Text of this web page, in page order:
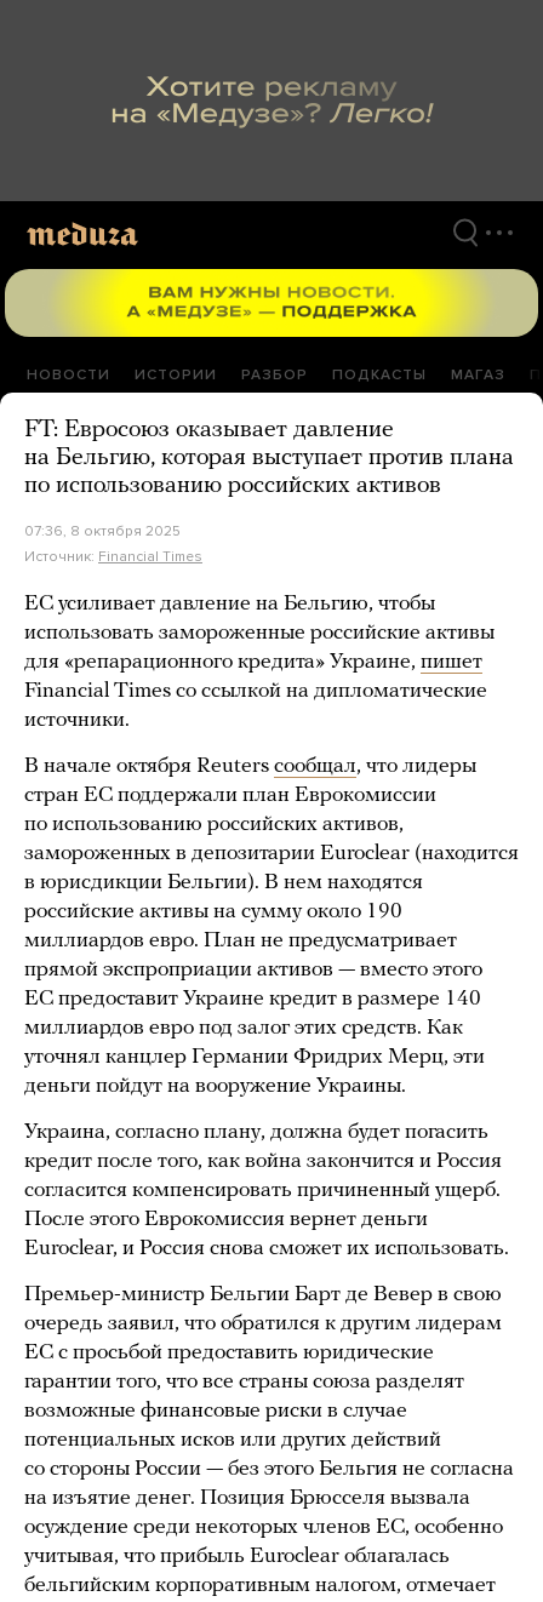
НОВОСТИ ИСТОРИИ РАЗБОР ПОДКАСТЫ МАГАЗ
FT: Евросоюз оказывает давление
на Бельгию, которая выступает против плана
по использованию российских активов
07:36, 8 октября 2025
Источник: Financial Times
ЕС усиливает давление на Бельгию, чтобы
использовать замороженные российские активы
для «репарационного кредита» Украине, пишет
Financial Times со ссылкой на дипломатические
источники.
В начале октября Reuters сообщал, что лидеры
стран ЕС поддержали план Еврокомиссии
по использованию российских активов,
замороженных в депозитарии Euroclear (находится
в юрисдикции Бельгии). В нем находятся
российские активы на сумму около 190
миллиардов евро. План не предусматривает
прямой экспроприации активов — вместо этого
ЕС предоставит Украине кредит в размере 140
миллиардов евро под залог этих средств. Как
уточнял канцлер Германии Фридрих Мерц, эти
деньги пойдут на вооружение Украины.
Украина, согласно плану, должна будет погасить
кредит после того, как война закончится и Россия
согласится компенсировать причиненный ущерб.
После этого Еврокомиссия вернет деньги
Euroclear, и Россия снова сможет их использовать.
Премьер-министр Бельгии Барт де Вевер в свою
очередь заявил, что обратился к другим лидерам
ЕС с просьбой предоставить юридические
гарантии того, что все страны союза разделят
возможные финансовые риски в случае
потенциальных исков или других действий
со стороны России — без этого Бельгия не согласна
на изъятие денег. Позиция Брюсселя вызвала
осуждение среди некоторых членов ЕС, особенно
учитывая, что прибыль Euroclear облагалась
бельгийским корпоративным налогом, отмечает